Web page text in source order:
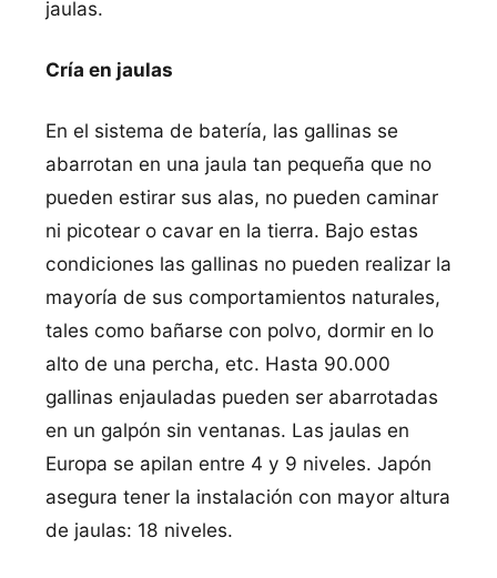
jaulas.
Crí­a en jaulas
En el sistema de baterí­a, las gallinas se
abarrotan en una jaula tan pequeña que no
pueden estirar sus alas, no pueden caminar
ni picotear o cavar en la tierra. Bajo estas
condiciones las gallinas no pueden realizar la
mayorí­a de sus comportamientos naturales,
tales como bañarse con polvo, dormir en lo
alto de una percha, etc. Hasta 90.000
gallinas enjauladas pueden ser abarrotadas
en un galpón sin ventanas. Las jaulas en
Europa se apilan entre 4 y 9 niveles. Japón
asegura tener la instalación con mayor altura
de jaulas: 18 niveles.